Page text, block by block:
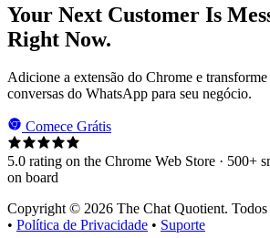
Your Next Customer Is
Right Now.
Adicione a extensão do Chrome e
conversas do WhatsApp para seu negócio.
Comece Grátis
5.0 rating on the Chrome Web Store · 500+
on board
Copyright © 2026 The Chat Quotient. Todos
• Política de Privacidade • Suporte